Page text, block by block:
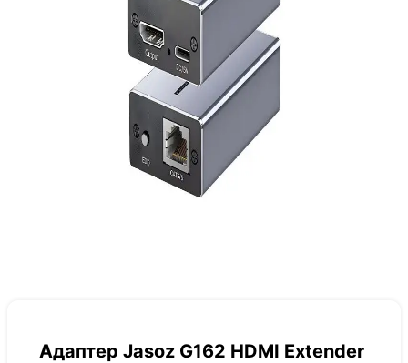
Адаптер Jasoz G162 HDMI Extender